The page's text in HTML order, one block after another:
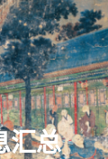
汇总